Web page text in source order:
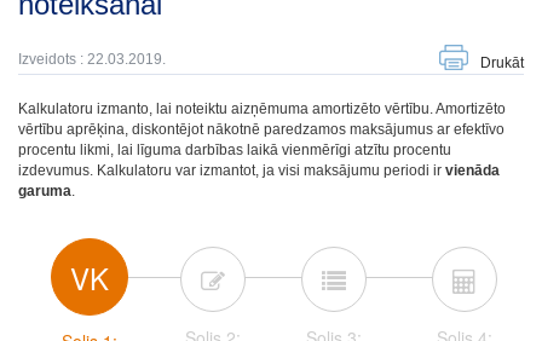
Izveidots : 22.03.2019. Drukāt
Kalkulatoru izmanto, lai noteiktu aizņēmuma amortizēto vērtību. Amortizēto
vērtību aprēķina, diskontējot nākotnē paredzamos maksājumus ar efektīvo
procentu likmi, lai līguma darbības laikā vienmērīgi atzītu procentu
izdevumus. Kalkulatoru var izmantot, ja visi maksājumu periodi ir vienāda
garuma.